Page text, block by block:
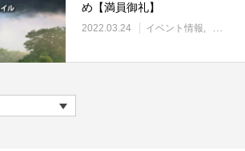
め【満員御礼】
2022.03.24 イベント情報 中央部